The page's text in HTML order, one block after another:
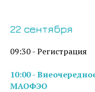
22 сентября
09:30 - Регистрация
10:00 -
МАОФЭО